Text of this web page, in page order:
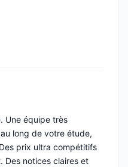
Une équipe très
long de votre étude,
prix ultra compétitifs
Des notices claires et